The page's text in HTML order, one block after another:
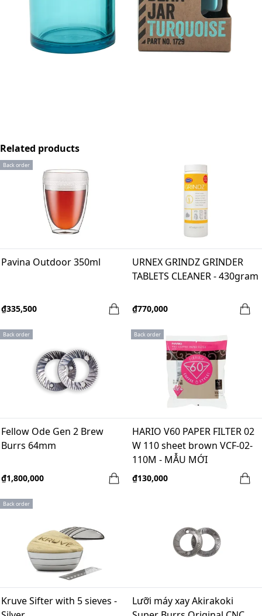
Related products
Back order
Pavina Outdoor 350ml
₫335,500
URNEX GRINDZ GRINDER
TABLETS CLEANER - 430gram
₫770,000
Back order
Fellow Ode Gen 2 Brew
Burrs 64mm
₫1,800,000
Back order
HARIO V60 PAPER FILTER 02
W 110 sheet brown VCF-02-
110M - MẪU MỚI
₫130,000
Back order
Kruve Sifter with 5 sieves -
Lưỡi máy xay Akirakoki